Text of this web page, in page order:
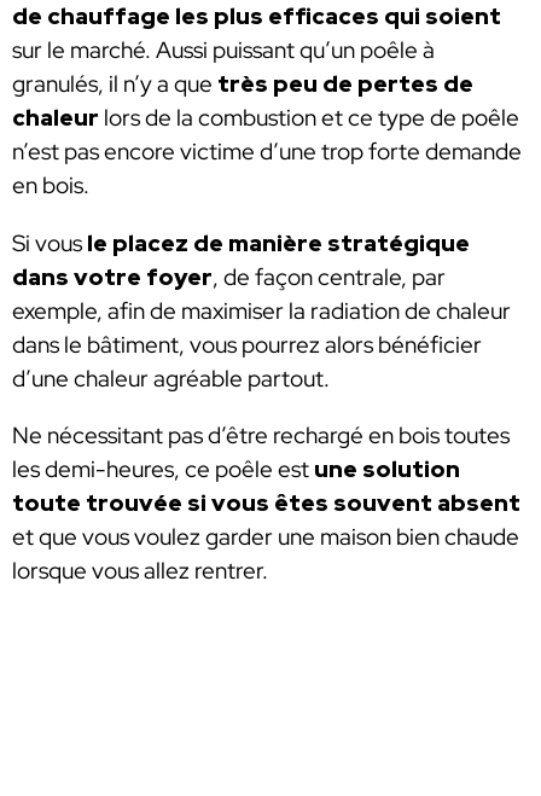
de chauffage les plus efficaces qui soient
sur le marché. Aussi puissant qu’un poêle à
granulés, il n’y a que très peu de pertes de
chaleur lors de la combustion et ce type de poêle
n’est pas encore victime d’une trop forte demande
en bois.
Si vous le placez de manière stratégique
dans votre foyer, de façon centrale, par
exemple, afin de maximiser la radiation de chaleur
dans le bâtiment, vous pourrez alors bénéficier
d’une chaleur agréable partout.
Ne nécessitant pas d’être rechargé en bois toutes
les demi-heures, ce poêle est une solution
toute trouvée si vous êtes souvent absent
et que vous voulez garder une maison bien chaude
lorsque vous allez rentrer.